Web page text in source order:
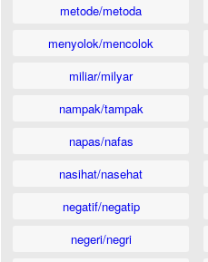
metode/metoda
menyolok/mencolok
miliar/milyar
nampak/tampak
napas/nafas
nasihat/nasehat
negatif/negatip
negeri/negri